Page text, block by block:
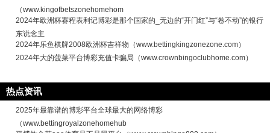
（www.kingofbetszonehomehom
2024年欧洲杯赛程表利记博彩是那个国家的_无边的“开门红”与“卷不动”的银行
东说念主
2024年乐鱼棋牌2008欧洲杯吉祥物（www.bettingkingzonezone.com）
2024年大的菠菜平台博彩充值卡骗局（www.crownbingoclubhome.com）
热点资讯
2025年最靠谱的博彩平台全球最大的网络博彩
（www.bettingroyalzonehomehub